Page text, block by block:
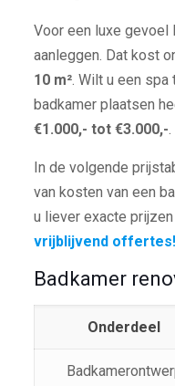
Voor een luxe gevoel
aanleggen. Dat kost
10 m². Wilt u een spa
badkamer plaatsen
€1.000,- tot €3.000,-.
In de volgende
van kosten van een
u liever exacte
vrijblijvend offertes!
Badkamer
Onderdeel